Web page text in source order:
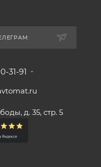
31-91
д. 35, стр. 5